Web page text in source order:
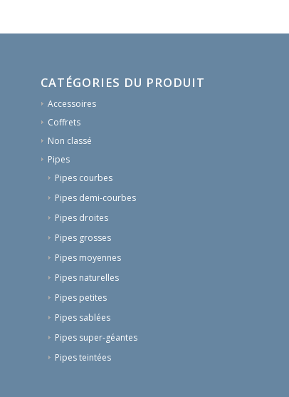
CATÉGORIES DU PRODUIT
Accessoires
Coffrets
Non classé
Pipes
Pipes courbes
Pipes demi-courbes
Pipes droites
Pipes grosses
Pipes moyennes
Pipes naturelles
Pipes petites
Pipes sablées
Pipes super-géantes
Pipes teintées